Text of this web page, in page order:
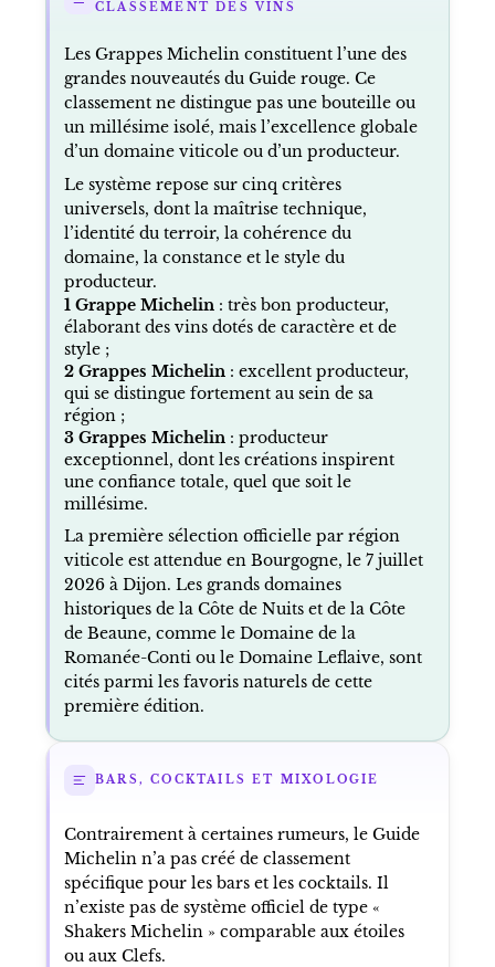
CLASSEMENT DES VINS
Les Grappes Michelin constituent l’une des
grandes nouveautés du Guide rouge. Ce
classement ne distingue pas une bouteille ou
un millésime isolé, mais l’excellence globale
d’un domaine viticole ou d’un producteur.
Le système repose sur cinq critères
universels, dont la maîtrise technique,
l’identité du terroir, la cohérence du
domaine, la constance et le style du
producteur.
1 Grappe Michelin: très bon producteur,
élaborant des vins dotés de caractère et de
style ;
2 Grappes Michelin: excellent producteur,
qui se distingue fortement au sein de sa
région ;
3 Grappes Michelin: producteur
exceptionnel, dont les créations inspirent
une confiance totale, quel que soit le
millésime.
La première sélection officielle par région
viticole est attendue en Bourgogne, le 7 juillet
2026 à Dijon. Les grands domaines
historiques de la Côte de Nuits et de la Côte
de Beaune, comme le Domaine de la
Romanée-Conti ou le Domaine Leflaive, sont
cités parmi les favoris naturels de cette
première édition.
BARS, COCKTAILS ET MIXOLOGIE
Contrairement à certaines rumeurs, le Guide
Michelin n’a pas créé de classement
spécifique pour les bars et les cocktails. Il
n’existe pas de système officiel de type «
Shakers Michelin » comparable aux étoiles
ou aux Clefs.